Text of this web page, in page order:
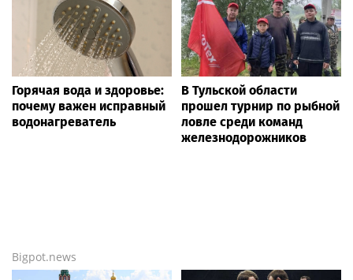
Горячая вода и здоровье:
почему важен исправный
водонагреватель
В Тульской области
прошел турнир по рыбной
ловле среди команд
железнодорожников
Bigpot.news